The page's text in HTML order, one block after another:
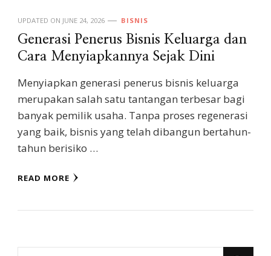
UPDATED ON JUNE 24, 2026 BISNIS
Generasi Penerus Bisnis Keluarga dan
Cara Menyiapkannya Sejak Dini
Menyiapkan generasi penerus bisnis keluarga
merupakan salah satu tantangan terbesar bagi
banyak pemilik usaha. Tanpa proses regenerasi
yang baik, bisnis yang telah dibangun bertahun-
tahun berisiko …
READ MORE